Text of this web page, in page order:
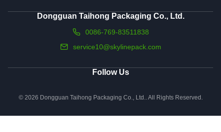
Dongguan Taihong Packaging Co., Ltd.
0086-769-83511838
service10@skylinepack.com
Follow Us
© 2026 Dongguan Taihong Packaging Co., Ltd.. All Rights Reserved.